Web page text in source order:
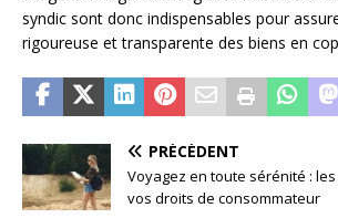
syndic sont donc indispensables pour
rigoureuse et transparente des biens en
PRÉCÉDENT
Voyagez en toute sérénité :
vos droits de consommateur